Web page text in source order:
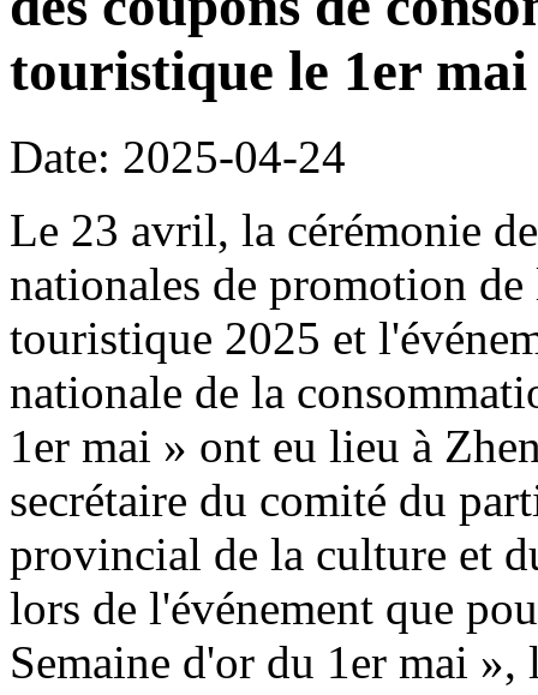
touristique le 1er mai
Date: 2025-04-24
Le 23 avril, la cérémonie
nationales de promotion
touristique 2025 et
nationale de la
1er mai » ont eu lieu à
secrétaire du comité du
provincial de la culture et
lors de l'événement que
Semaine d'or du 1er mai